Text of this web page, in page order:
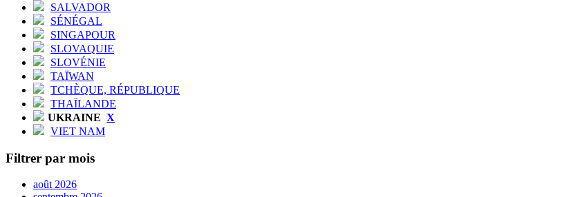
SALVADOR
SÉNÉGAL
SINGAPOUR
SLOVAQUIE
SLOVÉNIE
TAÏWAN
TCHÈQUE, RÉPUBLIQUE
THAÏLANDE
UKRAINE X
VIET NAM
Filtrer par mois
août 2026